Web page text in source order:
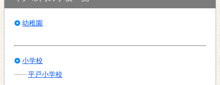
幼稚園
小学校
平戸小学校